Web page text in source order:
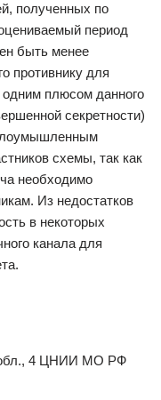
полученных по
период
быть менее
противнику для
плюсом данного
секретности)
схемы, так как
необходимо
Из недостатков
в некоторых
канала для
обл., 4 ЦНИИ МО РФ